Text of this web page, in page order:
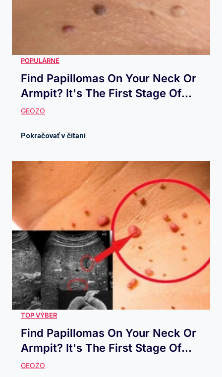
Find Papillomas On Your Neck Or
Armpit? It's The First Stage Of...
Find Papillomas On Your Neck Or
Armpit? It's The First Stage Of...